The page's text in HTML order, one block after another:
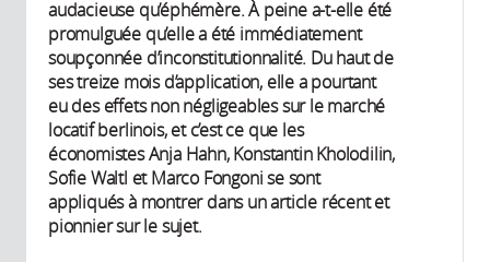
audacieuse qu’éphémère. À peine a-t-elle été
promulguée qu’elle a été immédiatement
soupçonnée d’inconstitutionnalité. Du haut de
ses treize mois d’application, elle a pourtant
eu des effets non négligeables sur le marché
locatif berlinois, et c’est ce que les
économistes Anja Hahn, Konstantin Kholodilin,
Sofie Waltl et Marco Fongoni se sont
appliqués à montrer dans un article récent et
pionnier sur le sujet.